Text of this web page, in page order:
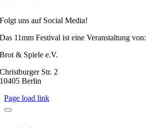
Folgt uns auf Social Media!
Das 11mm Festival ist eine Veranstaltung von:
Brot & Spiele e.V.
Christburger Str. 2
10405 Berlin
Page load link